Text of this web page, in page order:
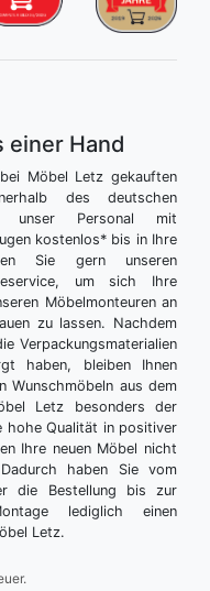
einer Hand
Möbel Letz gekauften
des deutschen
unser Personal mit
kostenlos* bis in Ihre
Sie gern unseren
um sich Ihre
Möbelmonteuren an
zu lassen. Nachdem
Verpackungsmaterialien
haben, bleiben Ihnen
Wunschmöbeln aus dem
Letz besonders der
hohe Qualität in positiver
Ihre neuen Möbel nicht
haben Sie vom
die Bestellung bis zur
lediglich einen
Letz.